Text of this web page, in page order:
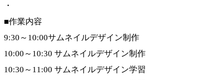
・
■作業内容
9:30～10:00サムネイルデザイン制作
10:00～10:30 サムネイルデザイン制作
10:30～11:00 サムネイルデザイン学習